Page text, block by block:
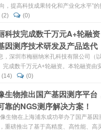
，提高科技成果转化和产业化水平”的
室作为落实成渝地区双城经济圈发展战
重大疾病的下一代诊断”为核心任务，加
年5月14日，金凤实验室举行了
果发布会”， 七项科技创新成果...
(2) (0)
科技完成数千万元A+轮融资
因测序技术研发及产品迭代
，深圳市梅丽纳米孔科技有限公司（
完成数千万元A+轮融资。本轮融资由
，所投资金将主要用于继续深入纳米
依托纳米孔技术，自主开发超长读长、
、低成本的商用基因测序仪器及配套试
制备到报告生成的产品闭环，为临床
(14) (0)
生物推出国产基因测序平台
靠的NGS测序解决方案！
生物在上海浦东成功举办了国产基因
重磅推出了基于高精度、高性能、高